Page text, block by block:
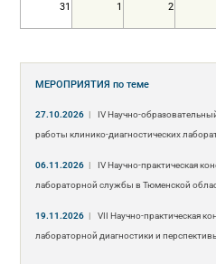
31 1 2
МЕРОПРИЯТИЯпо теме
27.10.2026 |
IV Научно-
работы клинико-диагностических
06.11.2026 |
IV Научно-практическая
лабораторной службы в Тюменской
19.11.2026 |
VII Научно-практическая
лабораторной диагностики и